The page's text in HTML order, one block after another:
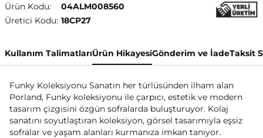
Ürün Kodu:
04ALM008560
Üretici Kodu: 18CP27
Kullanım TalimatlarıÜrün HikayesiGönderim ve İadeTaksit
Funky Koleksiyonu Sanatın her türlüsünden ilham alan
Porland, Funky koleksiyonu ile çarpıcı, estetik ve modern
tasarım çizgisini özgün sofralarda buluşturuyor. Kolaj
sanatını soyutlaştıran koleksiyon, görsel tasarımıyla eşsiz
sofralar ve yaşam alanları kurmanıza imkan tanıyor.